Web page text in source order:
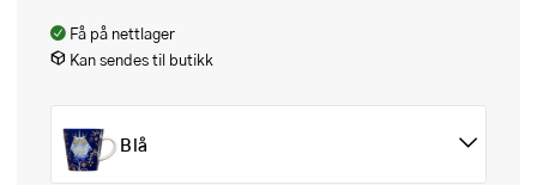
Få på nettlager
Kan sendes til butikk
Blå